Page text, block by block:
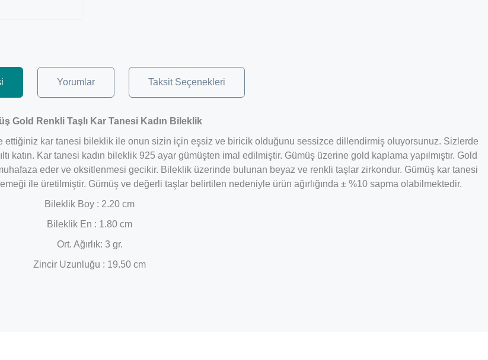
Yorumlar Taksit Seçenekleri
Gold Renkli Taşlı Kar Tanesi Kadın Bileklik
ettiğiniz kar tanesi bileklik ile onun sizin için eşsiz ve biricik olduğunu sessizce dillendirmiş oluyorsunuz. Sizlerde
katın. Kar tanesi kadın bileklik 925 ayar gümüşten imal edilmiştir. Gümüş üzerine gold kaplama yapılmıştır. Gold
eder ve oksitlenmesi gecikir. Bileklik üzerinde bulunan beyaz ve renkli taşlar zirkondur. Gümüş kar tanesi
ile üretilmiştir. Gümüş ve değerli taşlar belirtilen nedeniyle ürün ağırlığında ± %10 sapma olabilmektedir.
Bileklik Boy : 2.20 cm
Bileklik En : 1.80 cm
Ort. Ağırlık: 3 gr.
Zincir Uzunluğu : 19.50 cm